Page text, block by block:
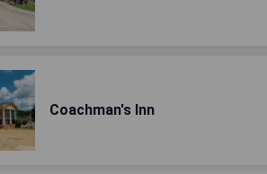
Coachman's Inn